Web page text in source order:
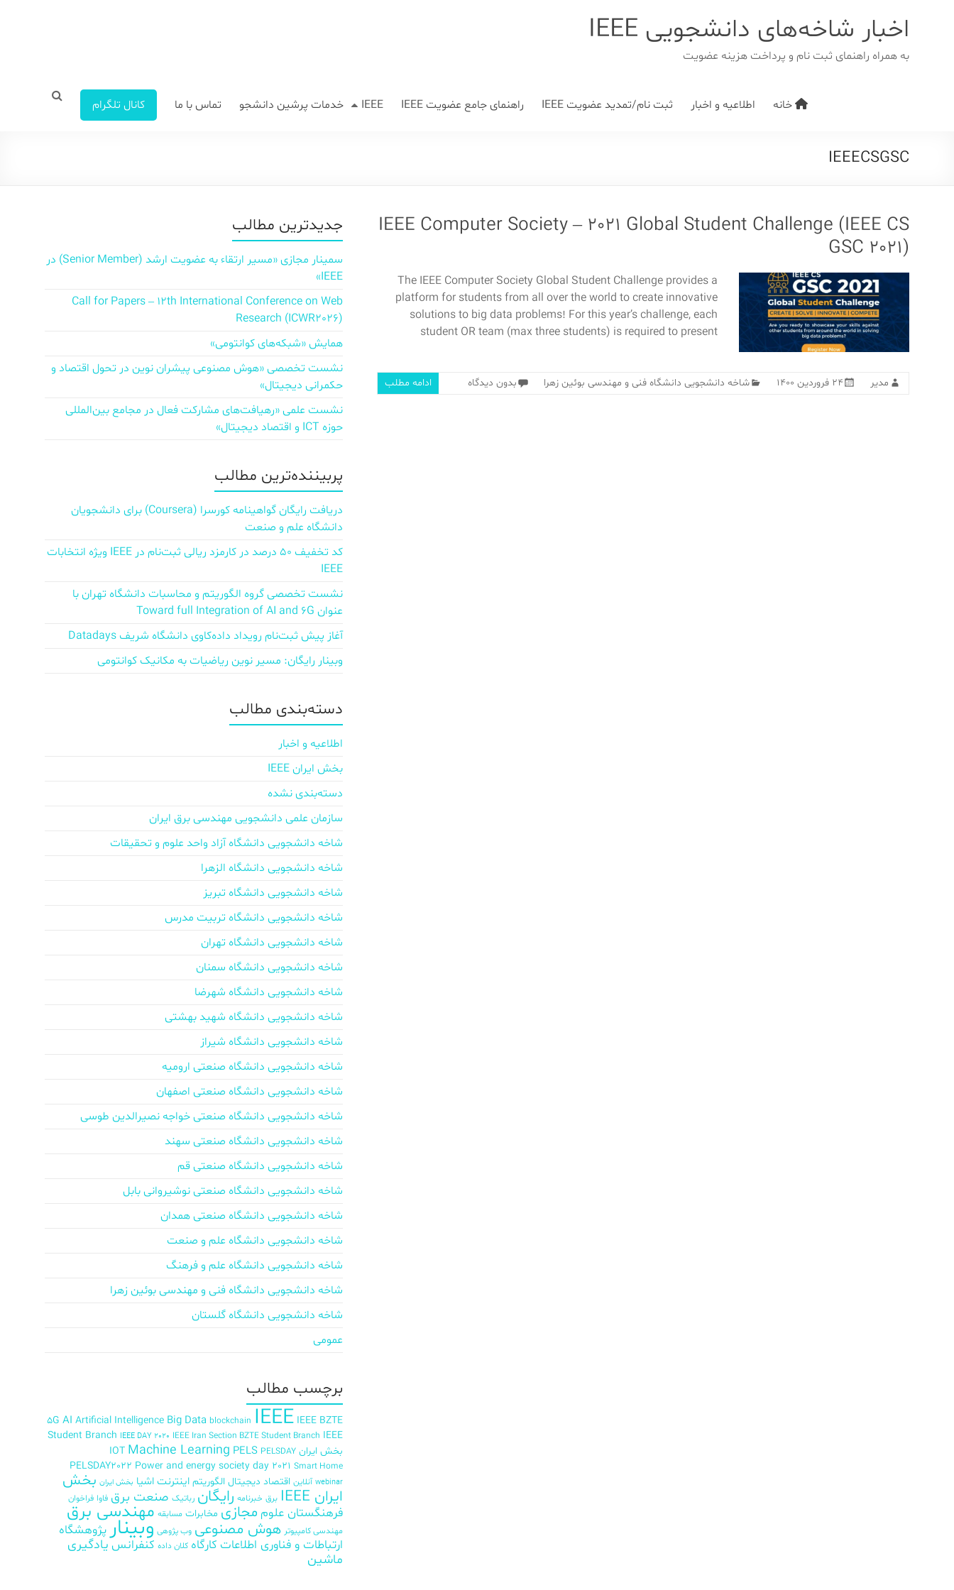
اخبار شاخه‌های دانشجویی IEEE
به همراه راهنمای ثبت نام و پرداخت هزینه عضویت
خانه اطلاعیه و اخبار ثبت نام/تمدید عضویت IEEE راهنمای جامع عضویت IEEE IEEE خدمات پرشین دانشجو تماس با ما کانال تلگرام
IEEECSGSC
IEEE Computer Society – 2021 Global Student Challenge (IEEE CS
GSC 2021)
The IEEE Computer Society Global Student Challenge provides a
platform for students from all over the world to create innovative
solutions to big data problems! For this year’s challenge, each
student OR team (max three students) is required to present
مدیر ۲۴ فروردین ۱۴۰۰ شاخه دانشجویی دانشگاه فنی و مهندسی بوئین زهرا بدون دیدگاه ادامه مطلب
جدیدترین مطالب
سمینار مجازی «مسیر ارتقاء به عضویت ارشد (Senior Member) در
IEEE»
Call for Papers – 12th International Conference on Web
Research (ICWR2026)
همایش «شبکه‌های کوانتومی»
نشست تخصصی «هوش مصنوعی پیشران نوین در تحول اقتصاد و
حکمرانی دیجیتال»
نشست علمی «رهیافت‌های مشارکت فعال در مجامع بین‌المللی
حوزه ICT و اقتصاد دیجیتال»
پربیننده‌ترین مطالب
دریافت رایگان گواهینامه کورسرا (Coursera) برای دانشجویان
دانشگاه علم و صنعت
کد تخفیف ۵۰ درصد در کارمزد ریالی ثبت‌نام در IEEE ویژه انتخابات
IEEE
نشست تخصصی گروه الگوریتم و محاسبات دانشگاه تهران با
عنوان Toward full Integration of AI and 6G
آغاز پیش‌ ثبت‌نام رویداد داده‌کاوی دانشگاه شریف Datadays
وبینار رایگان: مسیر نوین ریاضیات به مکانیک کوانتومی
دسته‌بندی مطالب
اطلاعیه و اخبار
بخش ایران IEEE
دسته‌بندی نشده
سازمان علمی دانشجویی مهندسی برق ایران
شاخه دانشجویی دانشگاه آزاد واحد علوم و تحقیقات
شاخه دانشجویی دانشگاه الزهرا
شاخه دانشجویی دانشگاه تبریز
شاخه دانشجویی دانشگاه تربیت مدرس
شاخه دانشجویی دانشگاه تهران
شاخه دانشجویی دانشگاه سمنان
شاخه دانشجویی دانشگاه شهرضا
شاخه دانشجویی دانشگاه شهید بهشتی
شاخه دانشجویی دانشگاه شیراز
شاخه دانشجویی دانشگاه صنعتی ارومیه
شاخه دانشجویی دانشگاه صنعتی اصفهان
شاخه دانشجویی دانشگاه صنعتی خواجه نصیرالدین طوسی
شاخه دانشجویی دانشگاه صنعتی سهند
شاخه دانشجویی دانشگاه صنعتی قم
شاخه دانشجویی دانشگاه صنعتی نوشیروانی بابل
شاخه دانشجویی دانشگاه صنعتی همدان
شاخه دانشجویی دانشگاه علم و صنعت
شاخه دانشجویی دانشگاه علم و فرهنگ
شاخه دانشجویی دانشگاه فنی و مهندسی بوئین زهرا
شاخه دانشجویی دانشگاه گلستان
عمومی
برچسب‌ مطالب
5G AI Artificial Intelligence Big Data blockchain IEEE IEEE BZTE
Student Branch IEEE DAY 2020 IEEE Iran Section BZTE Student Branch IEEE
بخش ایران
IOT Machine Learning PELS PELSDAY
PELSDAY2022 Power and energy society day 2021 Smart Home
webinar آنلاین اقتصاد دیجیتال الگوریتم اینترنت اشیا بخش ایران بخش
ایران IEEE
برق خبرنامه رایگان رباتیک صنعت برق فاوا فراخوان
فرهنگستان علوم مجازی مخابرات مسابقه مهندسی برق
مهندسی کامپیوتر هوش مصنوعی وب پژوهی وبینارپژوهشگاه
ارتباطات و فناوری اطلاعات کارگاه کلان داده کنفرانس یادگیری
ماشین